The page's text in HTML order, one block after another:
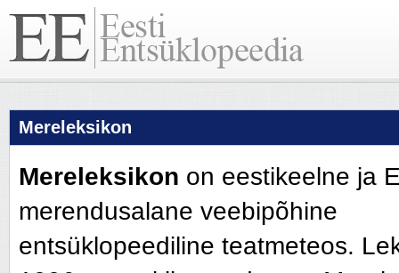
Mereleksikon
Mereleksikon on eestikeelne ja
merendusalane veebipõhine
entsüklopeediline teatmeteos.